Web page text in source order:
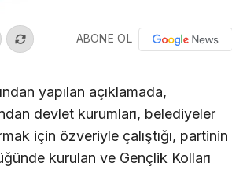
ABONE OL
yapılan açıklamada,
devlet kurumları, belediyeler
için özveriyle çalıştığı, partinin
kurulan ve Gençlik Kolları